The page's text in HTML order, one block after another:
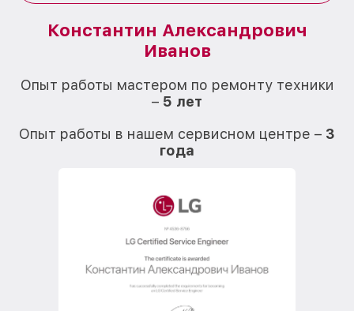
Константин Александрович
Иванов
Опыт работы мастером по ремонту техники
– 5 лет
Опыт работы в нашем сервисном центре – 3
года